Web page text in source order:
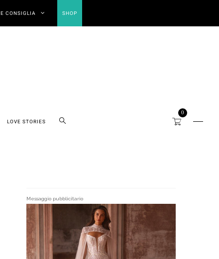
CONSIGLIA SHOP
LOVE STORIES
0
Messaggio pubblicitario